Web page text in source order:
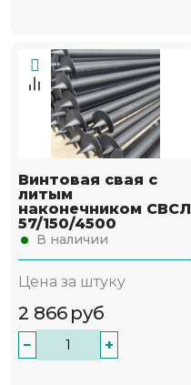
Винтовая свая с
литым
наконечником СВСЛ
57/150/4500
В наличии
Цена за штуку
2 866 руб
− +